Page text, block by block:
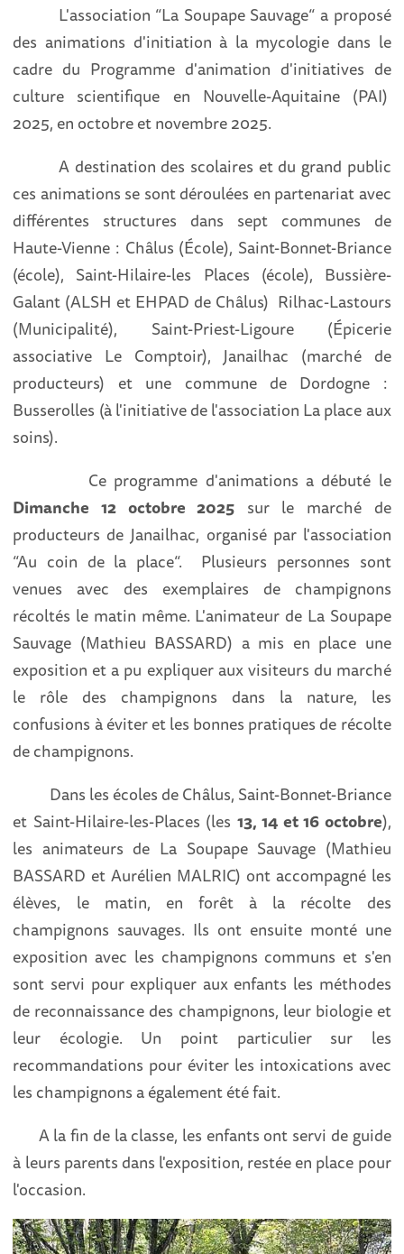
L'association “La Soupape Sauvage“ a proposé
des animations d'initiation à la mycologie dans le
cadre du Programme d'animation d'initiatives de
culture scientifique en Nouvelle-Aquitaine (PAI)
2025, en octobre et novembre 2025.
A destination des scolaires et du grand public
ces animations se sont déroulées en partenariat avec
différentes structures dans sept communes de
Haute-Vienne : Châlus (École), Saint-Bonnet-Briance
(école), Saint-Hilaire-les Places (école), Bussière-
Galant (ALSH et EHPAD de Châlus) Rilhac-Lastours
(Municipalité), Saint-Priest-Ligoure (Épicerie
associative Le Comptoir), Janailhac (marché de
producteurs) et une commune de Dordogne :
Busserolles (à l'initiative de l'association La place aux
soins).
Ce programme d'animations a débuté le
Dimanche 12 octobre 2025 sur le marché de
producteurs de Janailhac, organisé par l'association
“Au coin de la place“. Plusieurs personnes sont
venues avec des exemplaires de champignons
récoltés le matin même. L'animateur de La Soupape
Sauvage (Mathieu BASSARD) a mis en place une
exposition et a pu expliquer aux visiteurs du marché
le rôle des champignons dans la nature, les
confusions à éviter et les bonnes pratiques de récolte
de champignons.
Dans les écoles de Châlus, Saint-Bonnet-Briance
et Saint-Hilaire-les-Places (les 13, 14 et 16 octobre),
les animateurs de La Soupape Sauvage (Mathieu
BASSARD et Aurélien MALRIC) ont accompagné les
élèves, le matin, en forêt à la récolte des
champignons sauvages. Ils ont ensuite monté une
exposition avec les champignons communs et s'en
sont servi pour expliquer aux enfants les méthodes
de reconnaissance des champignons, leur biologie et
leur écologie. Un point particulier sur les
recommandations pour éviter les intoxications avec
les champignons a également été fait.
A la fin de la classe, les enfants ont servi de guide
à leurs parents dans l'exposition, restée en place pour
l'occasion.